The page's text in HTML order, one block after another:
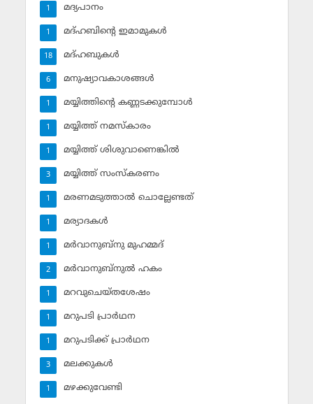
മദ്യപാനം
1
മദ്ഹബിന്റെ ഇമാമുകള്‍
1
മദ്ഹബുകള്‍
18
മനുഷ്യാവകാശങ്ങള്‍
6
മയ്യിത്തിന്റെ കണ്ണടക്കുമ്പോള്‍
1
മയ്യിത്ത് നമസ്‌കാരം
1
മയ്യിത്ത് ശിശുവാണെങ്കില്‍
1
മയ്യിത്ത് സംസ്‌കരണം
3
മരണമടുത്താല്‍ ചൊല്ലേണ്ടത്
1
മര്യാദകള്‍
1
മര്‍വാനുബ്‌നു മുഹമ്മദ്
1
മര്‍വാനുബ്‌നുല്‍ ഹകം
2
മറവുചെയ്തശേഷം
1
മറുപടി പ്രാര്‍ഥന
1
മറുപടിക്ക് പ്രാര്‍ഥന
1
മലക്കുകള്‍
3
മഴക്കുവേണ്ടി
1